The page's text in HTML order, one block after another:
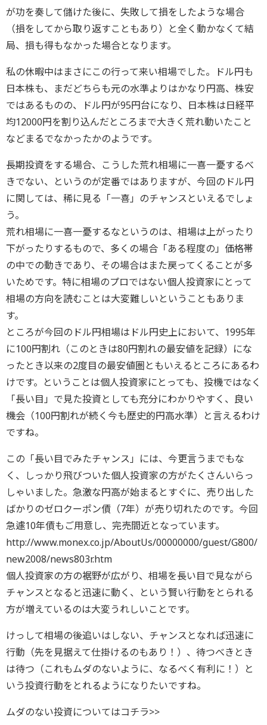
が功を奏して儲けた後に、失敗して損をしたような場合
（損をしてから取り返すこともあり）と全く動かなくて結
局、損も得もなかった場合となります。
私の休暇中はまさにこの行って来い相場でした。ドル円も
日本株も、まだどちらも元の水準よりはかなり円高、株安
ではあるものの、ドル円が95円台になり、日本株は日経平
均12000円を割り込んだところまで大きく荒れ動いたこと
などまるでなかったかのようです。
長期投資をする場合、こうした荒れ相場に一喜一憂するべ
きでない、というのが定番ではありますが、今回のドル円
に関しては、稀に見る「一喜」のチャンスといえるでしょ
う。
荒れ相場に一喜一憂するなというのは、相場は上がったり
下がったりするもので、多くの場合「ある程度の」価格帯
の中での動きであり、その場合はまた戻ってくることが多
いためです。特に相場のプロではない個人投資家にとって
相場の方向を読むことは大変難しいということもありま
す。
ところが今回のドル円相場はドル円史上において、1995年
に100円割れ（このときは80円割れの最安値を記録）にな
ったとき以来の2度目の最安値圏ともいえるところにあるわ
けです。ということは個人投資家にとっても、投機ではなく
「長い目」で見た投資としても充分にわかりやすく、良い
機会（100円割れが続く今も歴史的円高水準）と言えるわけ
ですね。
この「長い目でみたチャンス」には、今更言うまでもな
く、しっかり飛びついた個人投資家の方がたくさんいらっ
しゃいました。急激な円高が始まるとすぐに、売り出した
ばかりのゼロクーポン債（7年）が売り切れたのです。今回
急遽10年債もご用意し、完売間近となっています。
http://www.monex.co.jp/AboutUs/00000000/guest/G800/
new2008/news803r.htm
個人投資家の方の裾野が広がり、相場を長い目で見ながら
チャンスとなると迅速に動く、という賢い行動をとられる
方が増えているのは大変うれしいことです。
けっして相場の後追いはしない、チャンスとなれば迅速に
行動（先を見据えて仕掛けるのもあり！）、待つべきとき
は待つ（これもムダのないように、なるべく有利に！）と
いう投資行動をとれるようになりたいですね。
ムダのない投資についてはコチラ>>